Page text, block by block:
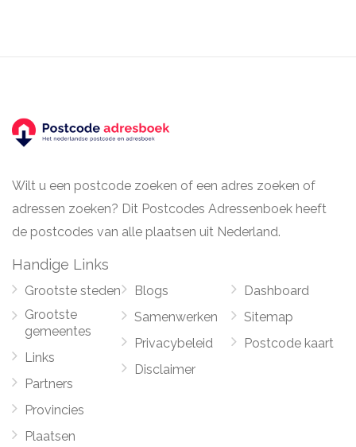
Wilt u een postcode zoeken of een adres zoeken of
adressen zoeken? Dit Postcodes Adressenboek heeft
de postcodes van alle plaatsen uit Nederland.
Handige Links
Grootste steden
Grootste
gemeentes
Links
Partners
Provincies
Plaatsen
Blogs
Samenwerken
Privacybeleid
Disclaimer
Dashboard
Sitemap
Postcode kaart